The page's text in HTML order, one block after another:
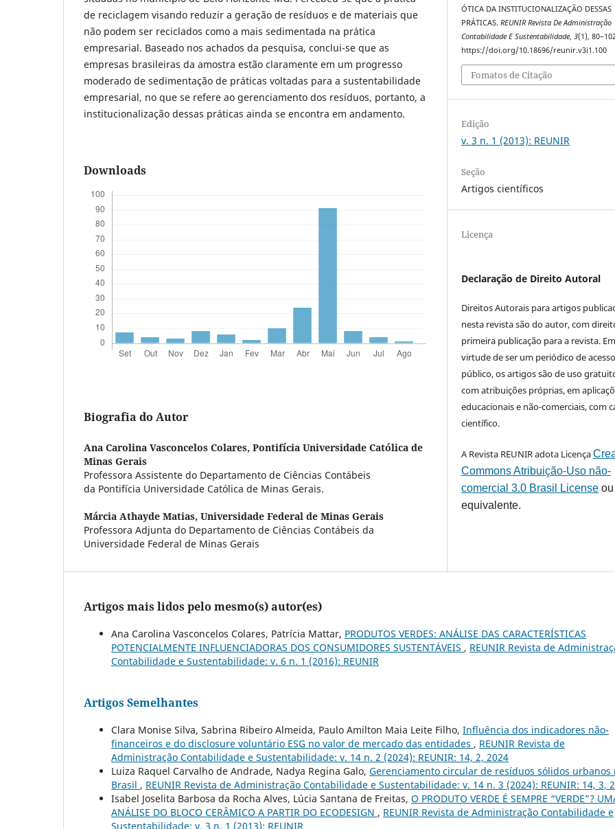
de reciclagem visando reduzir a geração de resíduos e de materiais que
não podem ser reciclados como a mais sedimentada na prática
empresarial. Baseado nos achados da pesquisa, conclui-se que as
empresas brasileiras da amostra estão claramente em um progresso
moderado de sedimentação de práticas voltadas para a sustentabilidade
empresarial, no que se refere ao gerenciamento dos resíduos, portanto, a
institucionalização dessas práticas ainda se encontra em andamento.
Downloads
Biografia do Autor
Ana Carolina Vasconcelos Colares, Pontifícia Universidade Católica de
Minas Gerais
Professora Assistente do Departamento de Ciências Contábeis
da Pontifícia Universidade Católica de Minas Gerais.
Márcia Athayde Matias, Universidade Federal de Minas Gerais
Professora Adjunta do Departamento de Ciências Contábeis da
Universidade Federal de Minas Gerais
ÓTICA DA INSTITUCIONALIZAÇÃO DESSAS
PRÁTICAS.REUNIR Revista De Administração
Contabilidade E Sustentabilidade,3(1),
https://doi.org/10.18696/reunir.v3i1.100
Fomatos de Citação
Edição
v. 3 n. 1 (2013): REUNIR
Seção
Artigos científicos
Licença
Declaração de Direito Autoral
Direitos Autorais para artigos
nesta revista são do autor, com
primeira publicação para a revista. Em
virtude de ser um periódico de acesso
público, os artigos são de uso
com atribuições próprias, em
educacionais e não-comerciais, com
científico.
A Revista REUNIR adota Licença
Commons Atribuição-Uso não-
comercial 3.0 Brasil License
equivalente.
Artigos mais lidos pelo mesmo(s) autor(es)
Ana Carolina Vasconcelos Colares, Patrícia Mattar, PRODUTOS VERDES: ANÁLISE DAS CARACTERÍSTICAS
POTENCIALMENTE INFLUENCIADORAS DOS CONSUMIDORES SUSTENTÁVEIS , REUNIR Revista de
Contabilidade e Sustentabilidade: v. 6 n. 1 (2016): REUNIR
Artigos Semelhantes
Clara Monise Silva, Sabrina Ribeiro Almeida, Paulo Amilton Maia Leite Filho, Influência dos indicadores não-
financeiros e do disclosure voluntário ESG no valor de mercado das entidades , REUNIR Revista de
Administração Contabilidade e Sustentabilidade: v. 14 n. 2 (2024): REUNIR: 14, 2, 2024
Luiza Raquel Carvalho de Andrade, Nadya Regina Galo, Gerenciamento circular de resíduos sólidos urbanos
Brasil , REUNIR Revista de Administração Contabilidade e Sustentabilidade: v. 14 n. 3 (2024): REUNIR: 14, 3,
Isabel Joselita Barbosa da Rocha Alves, Lúcia Santana de Freitas, O PRODUTO VERDE É SEMPRE “VERDE”?
ANÁLISE DO BLOCO CERÂMICO A PARTIR DO ECODESIGN , REUNIR Revista de Administração Contabilidade e
Sustentabilidade: v. 3 n. 1 (2013): REUNIR